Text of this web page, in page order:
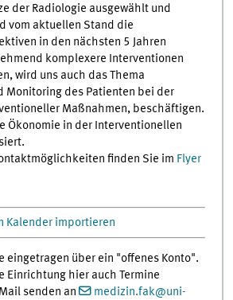
der Radiologie ausgewählt und
vom aktuellen Stand die
in den nächsten 5 Jahren
komplexere Interventionen
wird uns auch das Thema
Monitoring des Patienten bei der
Maßnahmen, beschäftigen.
Ökonomie in der Interventionellen
finden Sie im Flyer
Kalender importieren
eingetragen über ein "offenes Konto".
Einrichtung hier auch Termine
senden an
medizin.fak@uni-